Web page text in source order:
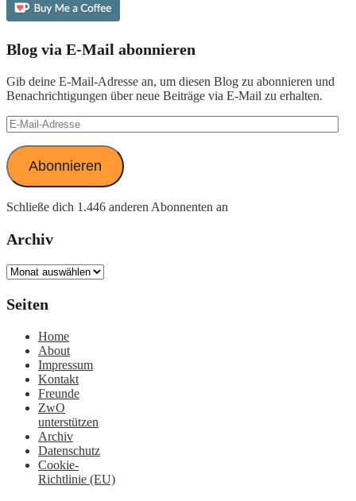
Blog via E-Mail abonnieren
Gib deine E-Mail-Adresse an, um diesen Blog zu abonnieren und
Benachrichtigungen über neue Beiträge via E-Mail zu erhalten.
E-
Mail-
Adresse
Abonnieren
Schließe dich 1.446 anderen Abonnenten an
Archiv
Archiv
Seiten
Home
About
Impressum
Kontakt
Freunde
ZwO
unterstützen
Archiv
Datenschutz
Cookie-
Richtlinie (EU)